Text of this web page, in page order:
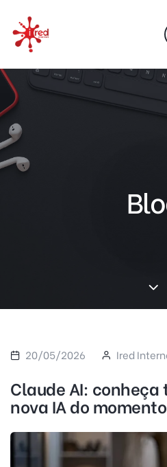
20/05/2026 Ired
Claude AI: conheça
nova IA do momento